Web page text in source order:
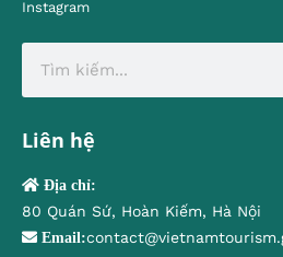
Instagram
Liên hệ
Địa chỉ:
80 Quán Sứ, Hoàn Kiếm, Hà Nội
Email: